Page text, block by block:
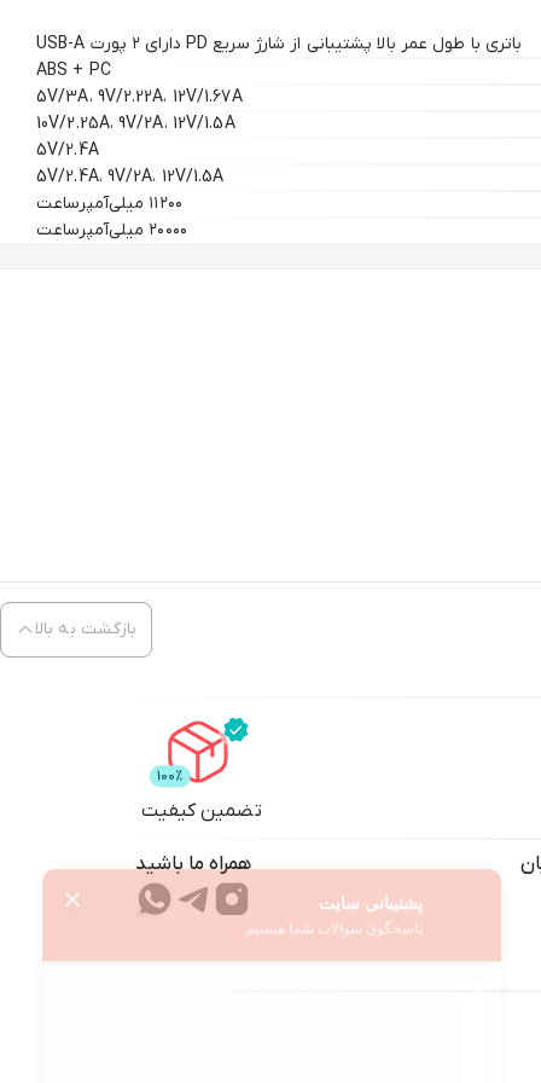
باتری با طول عمر بالا پشتیبانی از شارژ سریع PD دارای ۲ پورت USB-A
ABS + PC
5V/3A، 9V/2.22A، 12V/1.67A
10V/2.25A، 9V/2A، 12V/1.5A
5V/2.4A
5V/2.4A، 9V/2A، 12V/1.5A
۱۱۲۰۰ میلی‌آمپرساعت
۲۰۰۰۰ میلی‌آمپرساعت
بازگشت به بالا
تضمین کیفیت
همراه ما باشید